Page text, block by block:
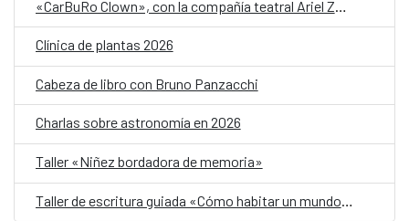
Clínica de plantas 2026
Cabeza de libro con Bruno Panzacchi
Charlas sobre astronomía en 2026
Taller «Niñez bordadora de memoria»